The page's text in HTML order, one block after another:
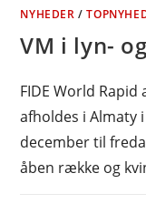
NYHEDER /
VM i lyn-
FIDE World
afholdes i Almaty
december til
åben række og